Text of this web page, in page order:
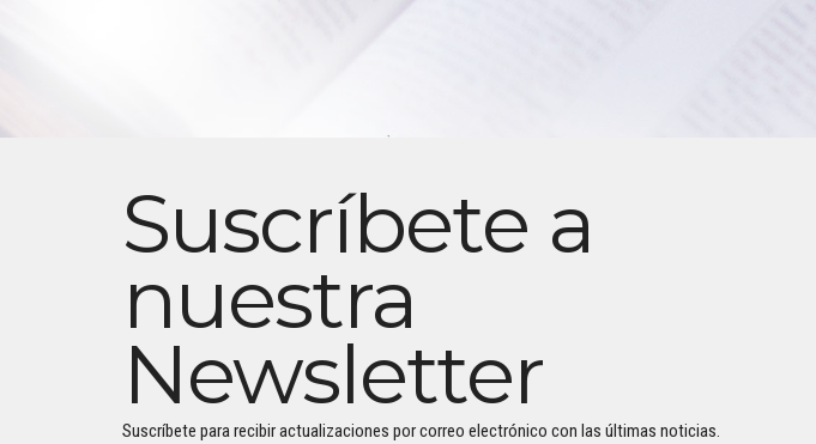
Suscríbete a
nuestra
Newsletter
Suscríbete para recibir actualizaciones por correo electrónico con las últimas noticias.